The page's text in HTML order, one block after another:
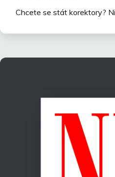
Chcete se stát korektory?